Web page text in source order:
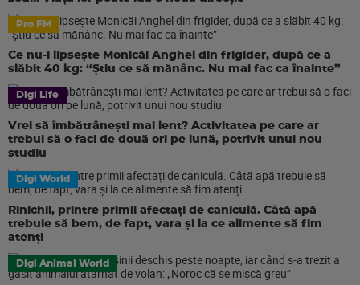
Pro FM
Ce nu-i lipsește Monicăi Anghel din frigider, după ce a
slăbit 40 kg: “Știu ce să mănânc. Nu mai fac ca înainte”
Digi Life
Vrei să îmbătrânești mai lent? Activitatea pe care ar
trebui să o faci de două ori pe lună, potrivit unui nou
studiu
Digi World
Rinichii, printre primii afectați de caniculă. Câtă apă
trebuie să bem, de fapt, vara și la ce alimente să fim
atenți
Digi Animal World